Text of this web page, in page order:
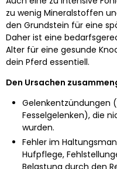
zu wenig Mineralstoffen
den Grundstein für eine
Daher ist eine
Alter für eine gesunde
dein Pferd essentiell.
Den Ursachen
Gelenkentzündungen
Fesselgelenken), die
wurden.
Fehler im
Hufpflege,
Belastung durch den